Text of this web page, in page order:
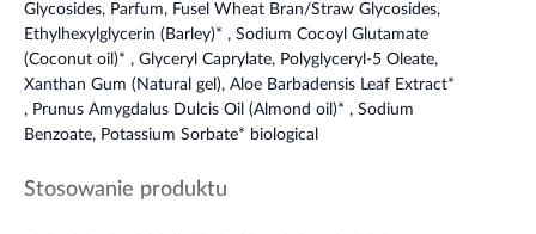
Glycosides, Parfum, Fusel Wheat Bran/Straw Glycosides,
Ethylhexylglycerin (Barley)* , Sodium Cocoyl Glutamate
(Coconut oil)* , Glyceryl Caprylate, Polyglyceryl-5 Oleate,
Xanthan Gum (Natural gel), Aloe Barbadensis Leaf Extract*
, Prunus Amygdalus Dulcis Oil (Almond oil)* , Sodium
Benzoate, Potassium Sorbate* biological
Stosowanie produktu